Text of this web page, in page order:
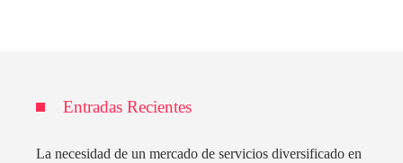
Entradas Recientes
La necesidad de un mercado de servicios diversificado en